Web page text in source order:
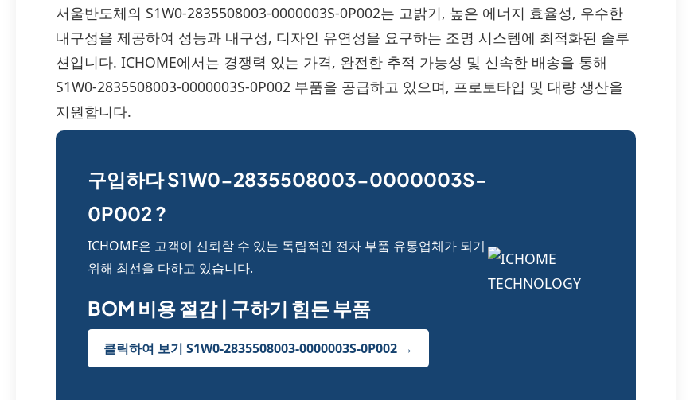
서울반도체의 S1W0-2835508003-0000003S-0P002는 고밝기, 높은 에너지 효율성, 우수한
내구성을 제공하여 성능과 내구성, 디자인 유연성을 요구하는 조명 시스템에 최적화된 솔루
션입니다. ICHOME에서는 경쟁력 있는 가격, 완전한 추적 가능성 및 신속한 배송을 통해
S1W0-2835508003-0000003S-0P002 부품을 공급하고 있으며, 프로토타입 및 대량 생산을
지원합니다.
구입하다 S1W0-2835508003-0000003S-
0P002 ?
ICHOME은 고객이 신뢰할 수 있는 독립적인 전자 부품 유통업체가 되기
위해 최선을 다하고 있습니다.
BOM 비용 절감 | 구하기 힘든 부품
클릭하여 보기 S1W0-2835508003-0000003S-0P002 →